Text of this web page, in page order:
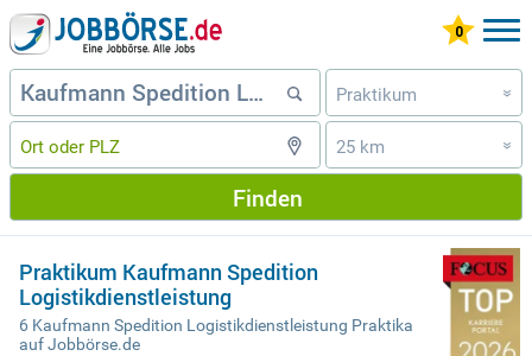
Praktikum »
25 km »
Finden
Praktikum Kaufmann Spedition
Logistikdienstleistung
6 Kaufmann Spedition Logistikdienstleistung Praktika
auf Jobbörse.de